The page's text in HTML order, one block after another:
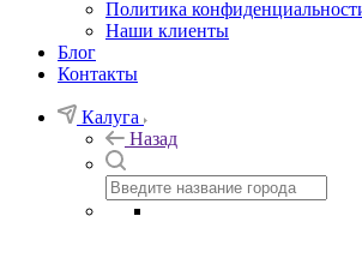
Политика
Наши клиенты
Блог
Контакты
Калуга
Назад